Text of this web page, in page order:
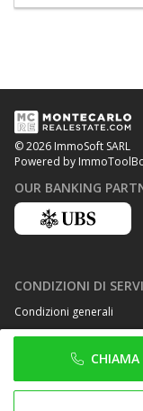
CHIAMA
© 2026 ImmoSoft SARL
Powered by
OUR BANKING
CONDIZIONI DI
Condizioni generali
Privacy Policy
Cookie Policy